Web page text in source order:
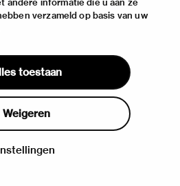
verzameld op basis van uw
toestaan
Weigeren